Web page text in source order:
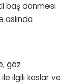
baş dönmesi
aslında
göz
ilgili kaslar ve